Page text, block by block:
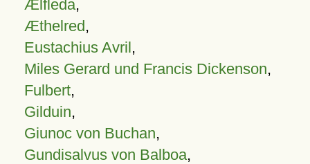
Ælfleda,
Æthelred,
Eustachius Avril,
Miles Gerard und Francis Dickenson,
Fulbert,
Gilduin,
Giunoc von Buchan,
Gundisalvus von Balboa,